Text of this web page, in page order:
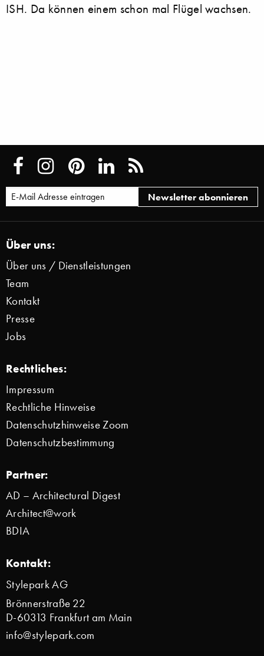
ISH. Da können einem schon mal Flügel wachsen.
Über uns:
Über uns / Dienstleistungen
Team
Kontakt
Presse
Jobs
Rechtliches:
Impressum
Rechtliche Hinweise
Datenschutzhinweise Zoom
Datenschutzbestimmung
Partner:
AD – Architectural Digest
Architect@work
BDIA
Kontakt:
Stylepark AG
Brönnerstraße 22
D-60313 Frankfurt am Main
info@stylepark.com